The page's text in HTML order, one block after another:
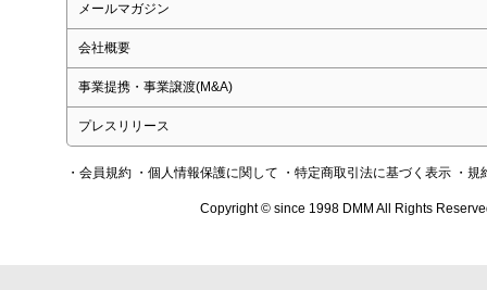
メールマガジン
会社概要
事業提携・事業譲渡(M&A)
プレスリリース
・会員規約 ・個人情報保護に関して ・特定商取引法に基づく表示 ・規
Copyright © since 1998 DMM All Rights